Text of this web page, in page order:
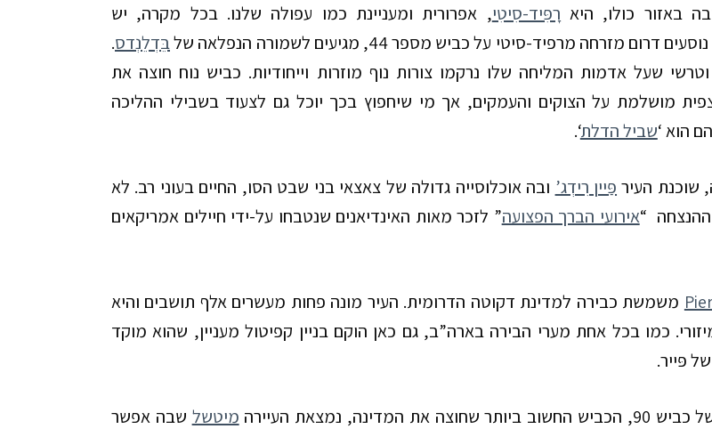
באזור כולו, היא רָפִּיד-סִיטִי, אפרורית ומעניינת כמו עפולה שלנו. בכל מקרה, יש
דרום מזרחה מרפיד-סיטי על כביש מספר44, מגיעים לשמורה הנפלאה שלבֵּדְלֵנְדס.
שעל אדמות המליחה שלו נרקמו צורות נוף מוזרות וייחודיות. כביש נוח חוצה את
מושלמת על הצוקים והעמקים, אך מי שיחפוץ בכך יוכל גם לצעוד בשבילי ההליכה
הוא ‘שביל הדלת‘
.
שוכנת העיר פַּיין רִידְג’ ובה אוכלוסייה גדולה של צאצאי בני שבט הסו, החיים בעוני רב. לא
“אירועי הברך הפצועה” לזכר מאות האינדיאנים שנטבחו על-ידי חיילים אמריקאים
משמשת כבירה למדינת דקוטה הדרומית. העיר מונה פחות מעשרים אלף תושבים והיא
כמו בכל אחת מערי הבירה בארה”ב, גם כאן הוקם בניין קפיטול מעניין, שהוא מוקד
פּייר.
כביש 90, הכביש החשוב ביותר שחוצה את המדינה, נמצאת העיירה מיטשל שבה אפשר